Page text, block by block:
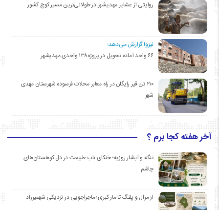
روایتی از عشایر مهدیشهر در طولانی‌ترین مسیر کوچ کشور
نیزوا گزارش می‌دهد؛
۶۶ واحد آماده تحویل در پروژه۱۳۸ واحدی مهدیشهر
۲۱۰ تن قیر رایگان در راه معابر محلات فرسوده شهرستان مهدی
شهر
آخر هفته کجا برم ؟
تنگه و آبشار روزیه؛ خنکای ناب طبیعت در دل کوهستان‌های
چاشم
از مرال و پلنگ تا مار کبری؛ ماجراجویی در نزدیکی شهمیرزاد